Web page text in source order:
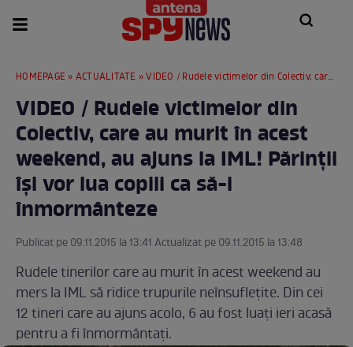
HOMEPAGE » ACTUALITATE » VIDEO / Rudele victimelor din Colectiv, care au murit în acest weekend, au ajuns la IML! Părinţii îşi vor lua copiii ca să-i înmormânteze
VIDEO / Rudele victimelor din
Colectiv, care au murit în acest
weekend, au ajuns la IML! Părinţii
îşi vor lua copiii ca să-i
înmormânteze
Publicat pe 09.11.2015 la 13:41 Actualizat pe 09.11.2015 la 13:48
Rudele tinerilor care au murit în acest weekend au
mers la IML să ridice trupurile neînsufleţite. Din cei
12 tineri care au ajuns acolo, 6 au fost luaţi ieri acasă
pentru a fi înmormântaţi.